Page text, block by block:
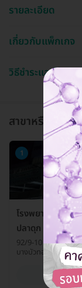
รายละเอียด
เกี่ยวกับแพ็กเกจ
วิธีชำระและใช้งาน
สาขาหรือแผนก
1
โรงพยาบาลสัตว์
ปลาดุก
92/9-10 ซ. วัดลาดป
บางบัวทอง จ. นนทบุ